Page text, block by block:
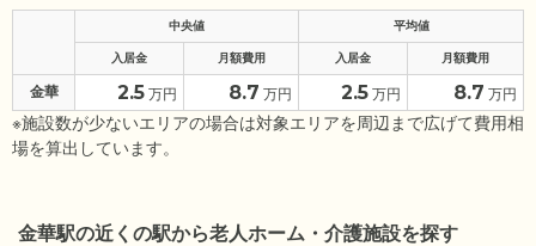
中央値 平均値
入居金 月額費用 入居金 月額費用
金華 2.5 万円 8.7 万円 2.5 万円 8.7 万円
※施設数が少ないエリアの場合は対象エリアを周辺まで広げて費用相
場を算出しています。
金華駅の近くの駅から老人ホーム・介護施設を探す